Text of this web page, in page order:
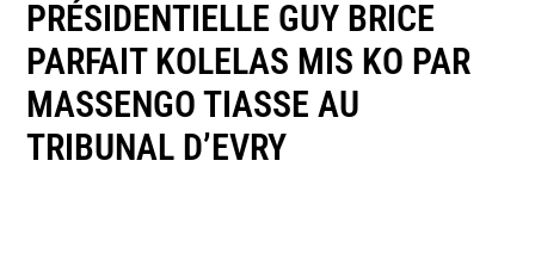
PRÉSIDENTIELLE GUY BRICE
PARFAIT KOLELAS MIS KO PAR
MASSENGO TIASSE AU
TRIBUNAL D’EVRY